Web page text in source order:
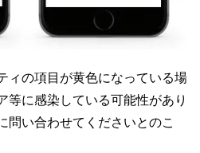
ィの項目が黄色になっている場
等に感染している可能性があり
問い合わせてくださいとのこ